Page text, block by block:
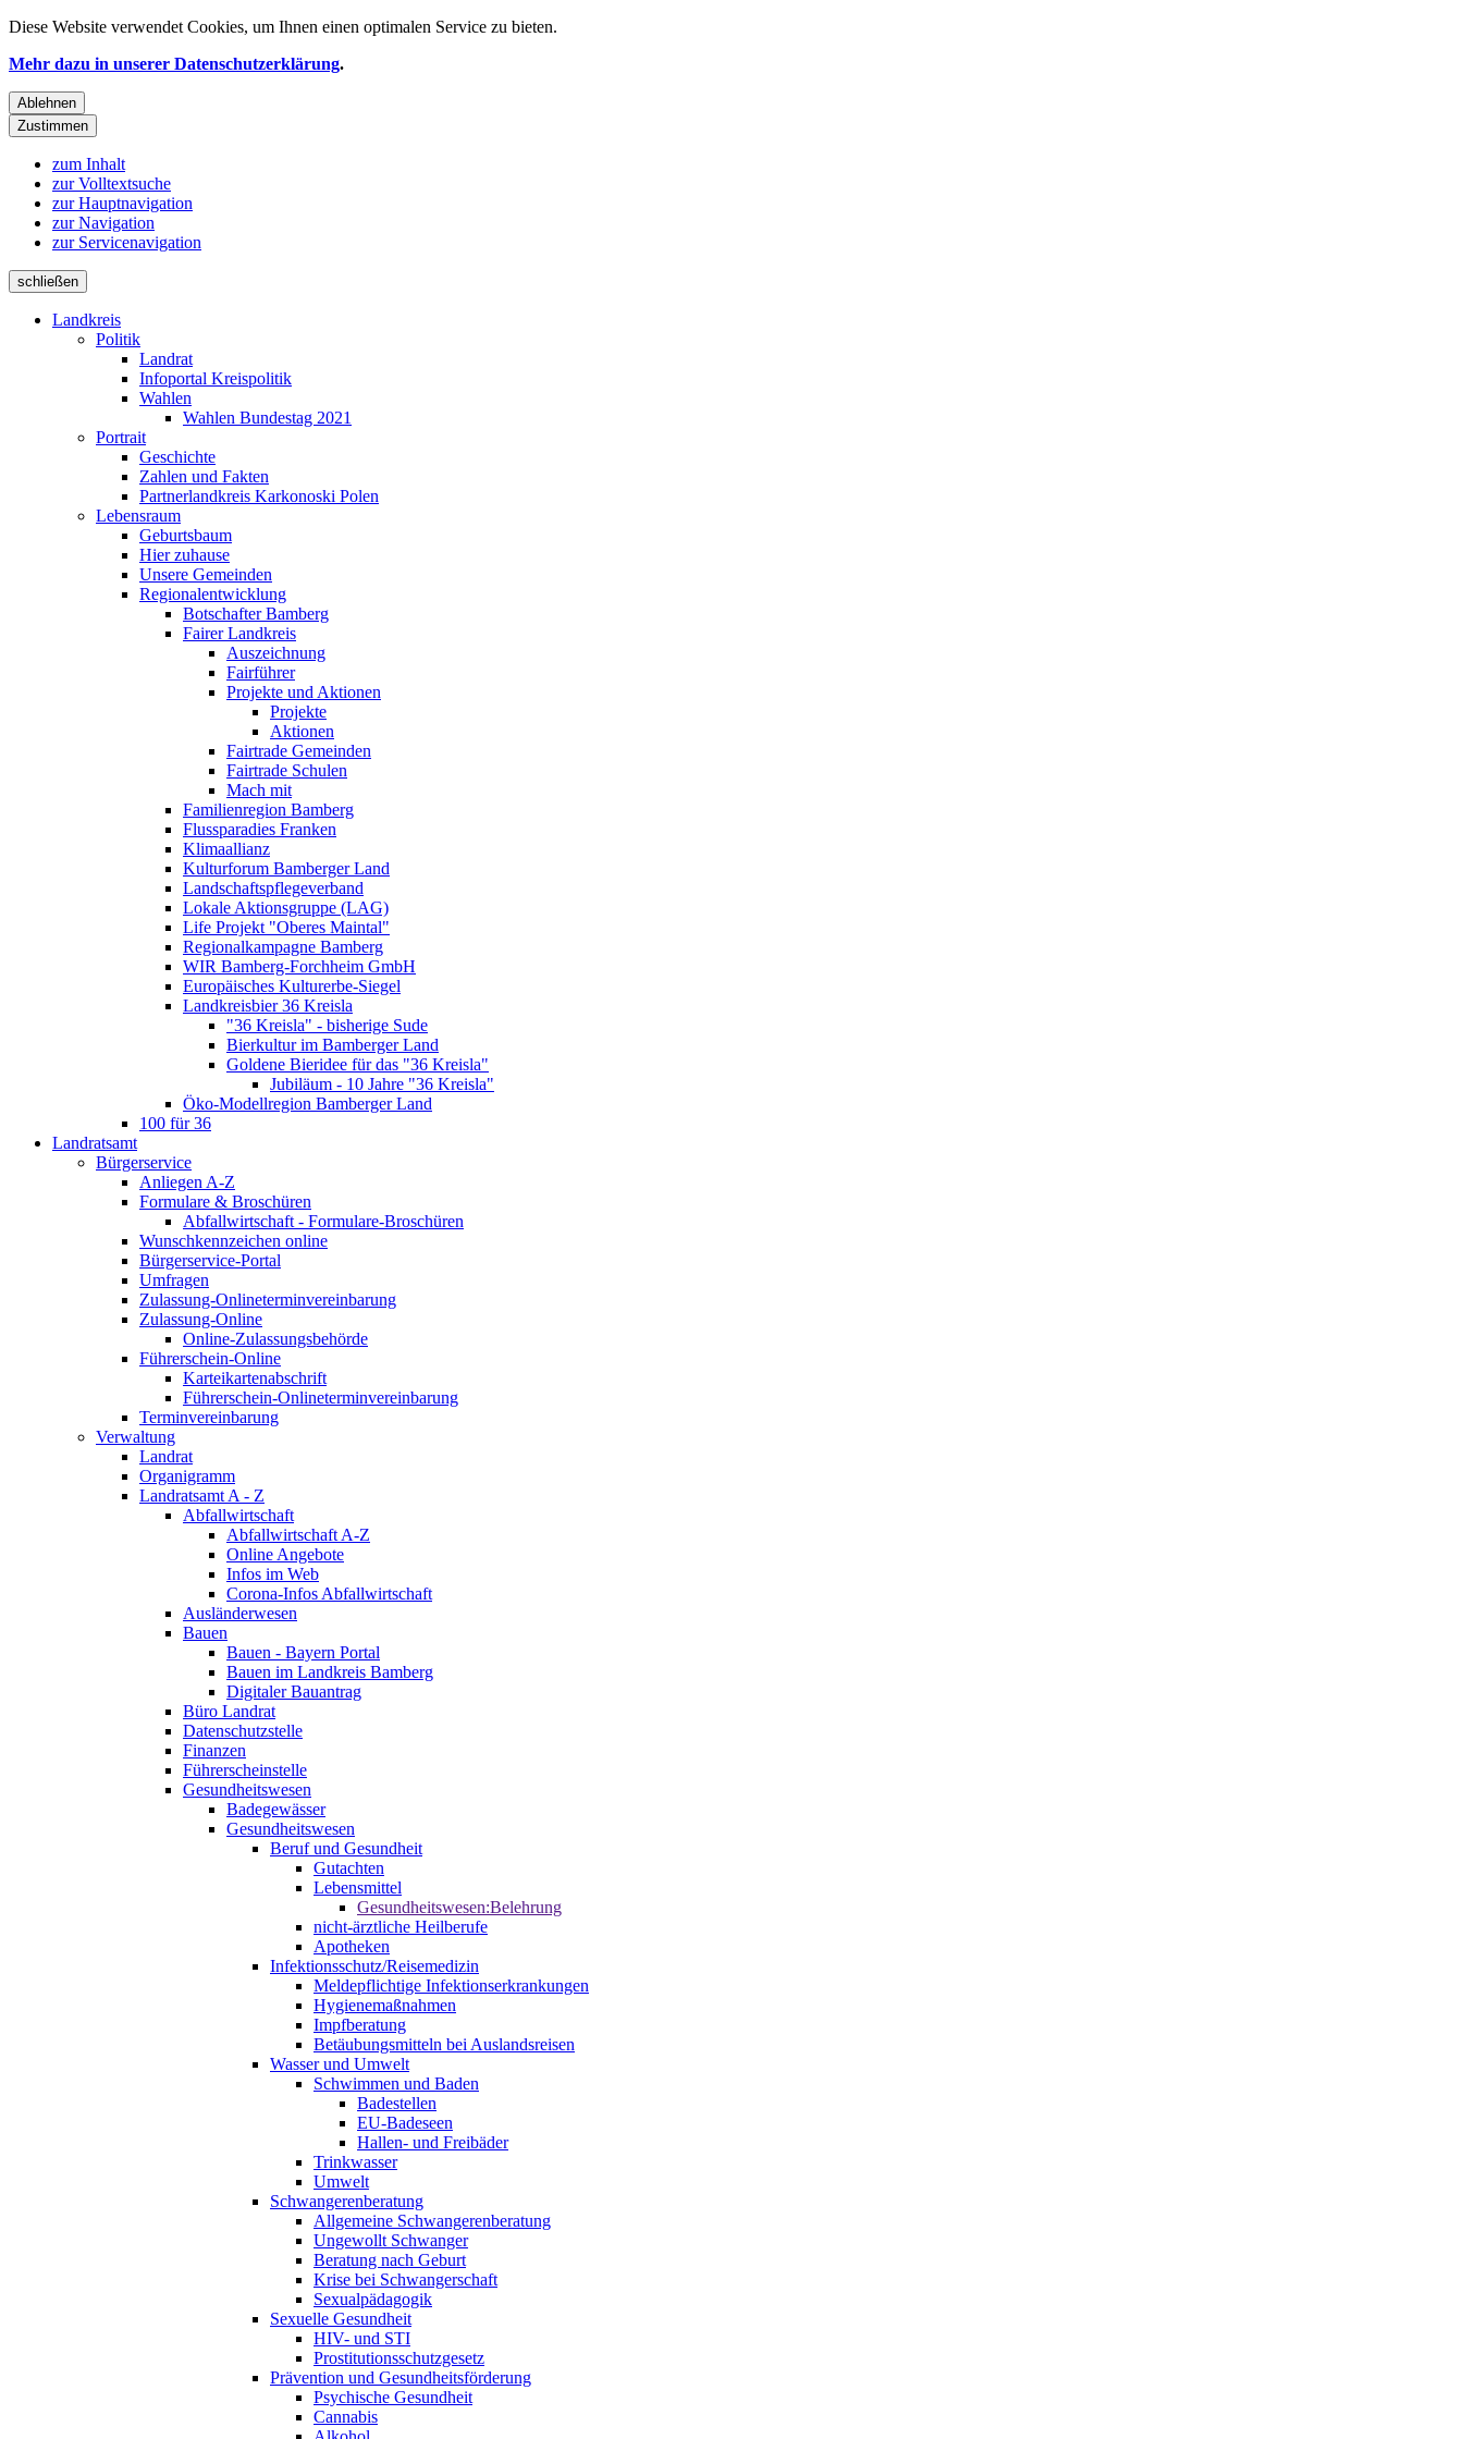
Diese Website verwendet Cookies, um Ihnen einen optimalen Service zu bieten.
Mehr dazu in unserer Datenschutzerklärung.
Ablehnen
Zustimmen
zum Inhalt
zur Volltextsuche
zur Hauptnavigation
zur Navigation
zur Servicenavigation
schließen
Landkreis
Politik
Landrat
Infoportal Kreispolitik
Wahlen
Wahlen Bundestag 2021
Portrait
Geschichte
Zahlen und Fakten
Partnerlandkreis Karkonoski Polen
Lebensraum
Geburtsbaum
Hier zuhause
Unsere Gemeinden
Regionalentwicklung
Botschafter Bamberg
Fairer Landkreis
Auszeichnung
Fairführer
Projekte und Aktionen
Projekte
Aktionen
Fairtrade Gemeinden
Fairtrade Schulen
Mach mit
Familienregion Bamberg
Flussparadies Franken
Klimaallianz
Kulturforum Bamberger Land
Landschaftspflegeverband
Lokale Aktionsgruppe (LAG)
Life Projekt "Oberes Maintal"
Regionalkampagne Bamberg
WIR Bamberg-Forchheim GmbH
Europäisches Kulturerbe-Siegel
Landkreisbier 36 Kreisla
"36 Kreisla" - bisherige Sude
Bierkultur im Bamberger Land
Goldene Bieridee für das "36 Kreisla"
Jubiläum - 10 Jahre "36 Kreisla"
Öko-Modellregion Bamberger Land
100 für 36
Landratsamt
Bürgerservice
Anliegen A-Z
Formulare & Broschüren
Abfallwirtschaft - Formulare-Broschüren
Wunschkennzeichen online
Bürgerservice-Portal
Umfragen
Zulassung-Onlineterminvereinbarung
Zulassung-Online
Online-Zulassungsbehörde
Führerschein-Online
Karteikartenabschrift
Führerschein-Onlineterminvereinbarung
Terminvereinbarung
Verwaltung
Landrat
Organigramm
Landratsamt A - Z
Abfallwirtschaft
Abfallwirtschaft A-Z
Online Angebote
Infos im Web
Corona-Infos Abfallwirtschaft
Ausländerwesen
Bauen
Bauen - Bayern Portal
Bauen im Landkreis Bamberg
Digitaler Bauantrag
Büro Landrat
Datenschutzstelle
Finanzen
Führerscheinstelle
Gesundheitswesen
Badegewässer
Gesundheitswesen
Beruf und Gesundheit
Gutachten
Lebensmittel
Gesundheitswesen:Belehrung
nicht-ärztliche Heilberufe
Apotheken
Infektionsschutz/Reisemedizin
Meldepflichtige Infektionserkrankungen
Hygienemaßnahmen
Impfberatung
Betäubungsmitteln bei Auslandsreisen
Wasser und Umwelt
Schwimmen und Baden
Badestellen
EU-Badeseen
Hallen- und Freibäder
Trinkwasser
Umwelt
Schwangerenberatung
Allgemeine Schwangerenberatung
Ungewollt Schwanger
Beratung nach Geburt
Krise bei Schwangerschaft
Sexualpädagogik
Sexuelle Gesundheit
HIV- und STI
Prostitutionsschutzgesetz
Prävention und Gesundheitsförderung
Psychische Gesundheit
Cannabis